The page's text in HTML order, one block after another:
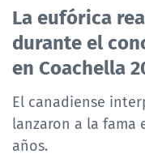
CASTING
CASTING TVN
TVN VERTICAL
TVN PLAY
La eufórica
durante el
en Coachella
El canadiense
lanzaron a la fama
años.